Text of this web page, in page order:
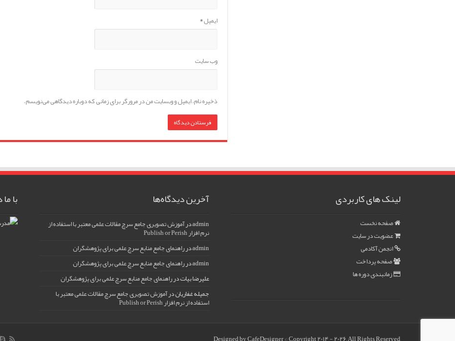
ایمیل*
وب‌ سایت
ذخیره نام، ایمیل و وبسایت من در مرورگر برای زمانی که دوباره دیدگاهی می‌نویسم.
لینک های کاربردی
صفحه نخست
عضویت در سایت
انجمن آکادمی
صفحه پرداخت
زمانبندی دوره ها
آخرین دیدگاه‌ها
adminدرآموزش تصویری جامع سرچ مقالات علمی معتبر با استفاده از
نرم افزار Publish or Perish
adminدرراهنمای جامع منابع سرچ علمی برای پژوهشگران
adminدرراهنمای جامع منابع سرچ علمی برای پژوهشگران
علیرضا بیاتدرراهنمای جامع منابع سرچ علمی برای پژوهشگران
جمیله غفاریاندرآموزش تصویری جامع سرچ مقالات علمی معتبر با
استفاده از نرم افزار Publish or Perish
با